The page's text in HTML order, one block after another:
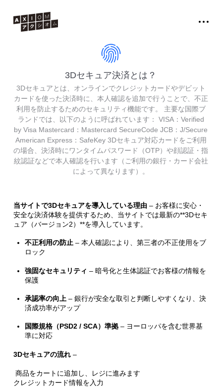
3Dセキュア決済とは？
3Dセキュアとは、オンラインでクレジットカードやデビット
カードを使った決済時に、本人確認を追加で行うことで、不正
利用を防止するためのセキュリティ機能です。 主要な国際ブ
ランドでは、以下のように呼ばれています： VISA：Verified
by Visa Mastercard：Mastercard SecureCode JCB：J/Secure
American Express：SafeKey 3Dセキュア対応カードをご利用
の場合、決済時にワンタイムパスワード（OTP）や顔認証・指
紋認証などで本人確認を行います（ご利用の銀行・カード会社
によって異なります）。
当サイトで3Dセキュアを導入している理由 –お客様に安心・
安全な決済体験を提供するため、当サイトでは最新の**3Dセキ
ュア（バージョン2）**を導入しています。
不正利用の防止 – 本人確認により、第三者の不正使用をブ
ロック
強固なセキュリティ – 暗号化と生体認証でお客様の情報を
保護
承認率の向上 – 銀行が安全な取引と判断しやすくなり、決
済成功率がアップ
国際規格（PSD2 / SCA）準拠 – ヨーロッパを含む世界基
準に対応
3Dセキュアの流れ –
商品をカートに追加し、レジに進みます
クレジットカード情報を入力